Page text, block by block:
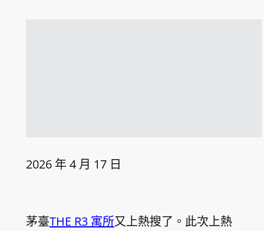
2026 年 4 月 17 日
茅臺THE R3 寓所又上熱搜了。此次上熱